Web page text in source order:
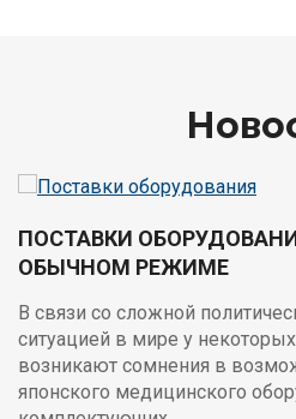
ПОСТАВКИ
ОБЫЧНОМ РЕЖИМЕ
В связи со сложной
ситуацией в мире у
возникают сомнения в
японского медицинского